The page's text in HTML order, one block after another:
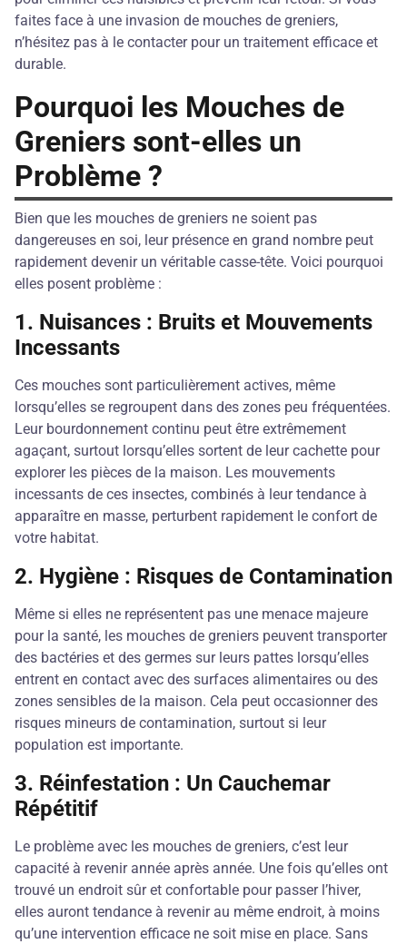
faites face à une invasion de mouches de greniers,
n’hésitez pas à le contacter pour un traitement efficace et
durable.
Pourquoi les Mouches de
Greniers sont-elles un
Problème ?
Bien que les mouches de greniers ne soient pas
dangereuses en soi, leur présence en grand nombre peut
rapidement devenir un véritable casse-tête. Voici pourquoi
elles posent problème :
1. Nuisances : Bruits et Mouvements
Incessants
Ces mouches sont particulièrement actives, même
lorsqu’elles se regroupent dans des zones peu fréquentées.
Leur bourdonnement continu peut être extrêmement
agaçant, surtout lorsqu’elles sortent de leur cachette pour
explorer les pièces de la maison. Les mouvements
incessants de ces insectes, combinés à leur tendance à
apparaître en masse, perturbent rapidement le confort de
votre habitat.
2. Hygiène : Risques de Contamination
Même si elles ne représentent pas une menace majeure
pour la santé, les mouches de greniers peuvent transporter
des bactéries et des germes sur leurs pattes lorsqu’elles
entrent en contact avec des surfaces alimentaires ou des
zones sensibles de la maison. Cela peut occasionner des
risques mineurs de contamination, surtout si leur
population est importante.
3. Réinfestation : Un Cauchemar
Répétitif
Le problème avec les mouches de greniers, c’est leur
capacité à revenir année après année. Une fois qu’elles ont
trouvé un endroit sûr et confortable pour passer l’hiver,
elles auront tendance à revenir au même endroit, à moins
qu’une intervention efficace ne soit mise en place. Sans